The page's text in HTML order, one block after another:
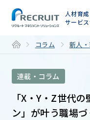
人材育
サービ
コラム 新人
連載・コラム
「X・Y・Z世代
ン」が叶う職場